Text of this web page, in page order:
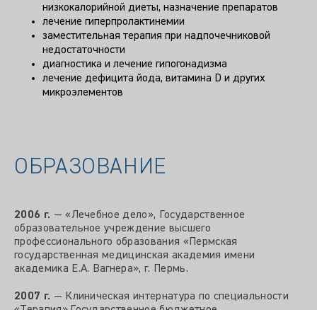
низкокалорийной диеты, назначение препаратов
лечение гиперпролактинемии
заместительная терапия при надпочечниковой
недостаточности
диагностика и лечение гипогонадизма
лечение дефицита йода, витамина D и других
микроэлементов
ОБРАЗОВАНИЕ
2006 г. — «Лечебное дело», Государственное
образовательное учреждение высшего
профессионального образования «Пермская
государственная медицинская академия имени
академика Е.А. Вагнера», г. Пермь.
2007 г. — Клиническая интернатура по специальности